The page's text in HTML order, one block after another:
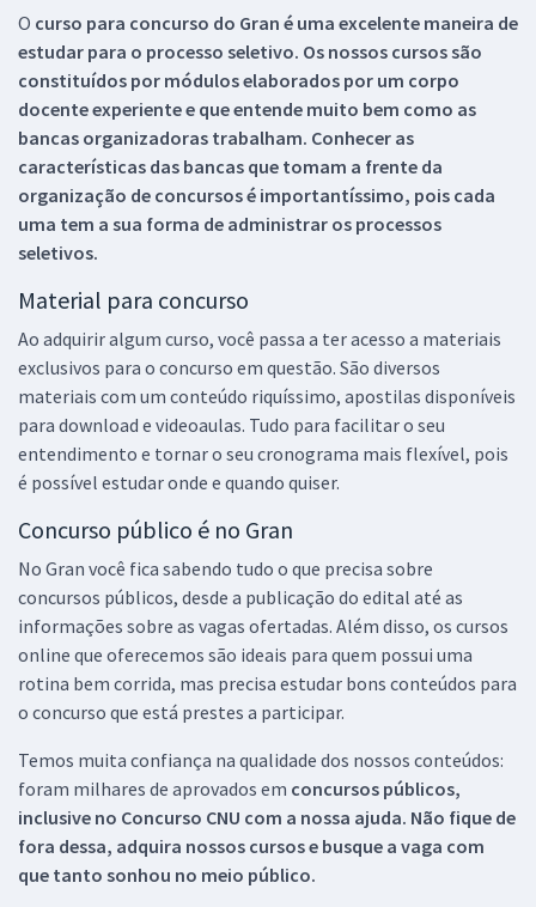
O curso para concurso do Gran é uma excelente maneira de
estudar para o processo seletivo. Os nossos cursos são
constituídos por módulos elaborados por um corpo
docente experiente e que entende muito bem como as
bancas organizadoras trabalham. Conhecer as
características das bancas que tomam a frente da
organização de concursos é importantíssimo, pois cada
uma tem a sua forma de administrar os processos
seletivos.
Material para concurso
Ao adquirir algum curso, você passa a ter acesso a materiais
exclusivos para o concurso em questão. São diversos
materiais com um conteúdo riquíssimo, apostilas disponíveis
para download e videoaulas. Tudo para facilitar o seu
entendimento e tornar o seu cronograma mais flexível, pois
é possível estudar onde e quando quiser.
Concurso público é no Gran
No Gran você fica sabendo tudo o que precisa sobre
concursos públicos, desde a publicação do edital até as
informações sobre as vagas ofertadas. Além disso, os cursos
online que oferecemos são ideais para quem possui uma
rotina bem corrida, mas precisa estudar bons conteúdos para
o concurso que está prestes a participar.
Temos muita confiança na qualidade dos nossos conteúdos:
foram milhares de aprovados em concursos públicos,
inclusive no Concurso CNU com a nossa ajuda. Não fique de
fora dessa, adquira nossos cursos e busque a vaga com
que tanto sonhou no meio público.